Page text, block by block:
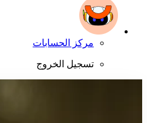
مركز الحسابات
تسجيل الخروج